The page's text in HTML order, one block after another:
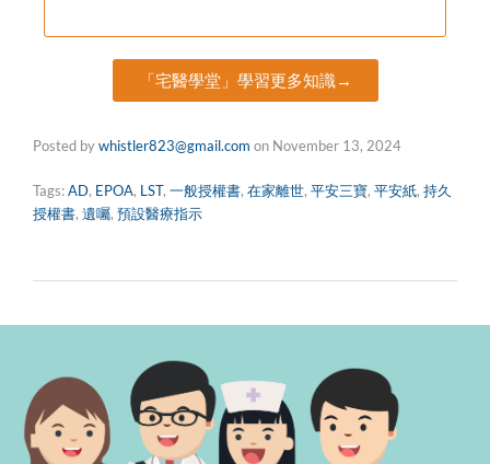
「宅醫學堂」學習更多知識→
Posted bywhistler823@gmail.com on November 13, 2024
Tags:AD, EPOA, LST, 一般授權書, 在家離世, 平安三寶, 平安紙, 持久
授權書, 遺囑, 預設醫療指示